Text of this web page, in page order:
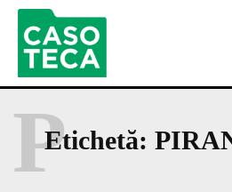
Etichetă:
P